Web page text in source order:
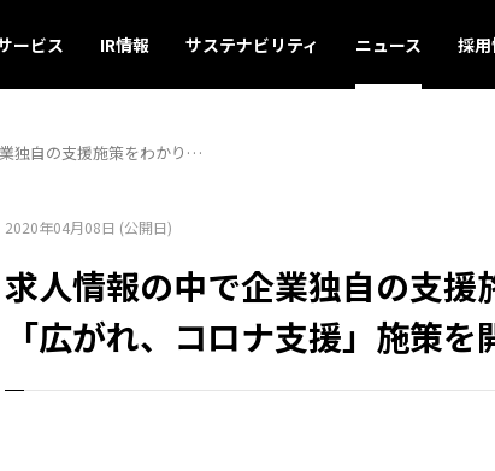
ービス IR情報 サステナビリティ ニュース 採
独自の支援施策をわかり…
2020年04月08日 (公開日)
求人情報の中で企業独自の支援
「広がれ、コロナ支援」施策を